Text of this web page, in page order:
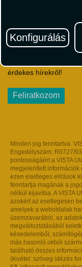
Konfigurálás
Hírlevél
Iratkozzon fel
érdekes hírekről!
Feliratkozom
Minden jog fenntartva.
Engedélyszám: R0727/
pontosságáért a VISTA
megjelenített információk
ezen esetleges elírások
fenntartja magának a
nélkül kijavítsa. A VISTA
azokért az esetlegesen
amelyek a weboldalak
üzemzavarából, az
megváltoztatásából
késedelemből,
más hasonló okból
található összes
(kivétel: szöveg idézés